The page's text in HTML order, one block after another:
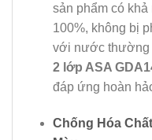
sản phẩm có
100%, không bị
với nước thường
2 lớp ASA
đáp ứng hoàn
Chống Hóa